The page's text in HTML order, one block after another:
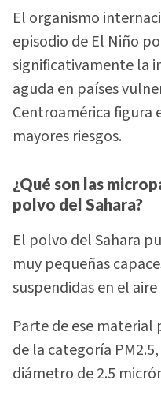
El organismo
episodio de El Niño
significativamente la
aguda en países
Centroamérica figura
mayores riesgos.
¿Qué son las
polvo del Sahara?
El polvo del Sahara
muy pequeñas
suspendidas en el
Parte de ese
de la categoría
diámetro de 2.5